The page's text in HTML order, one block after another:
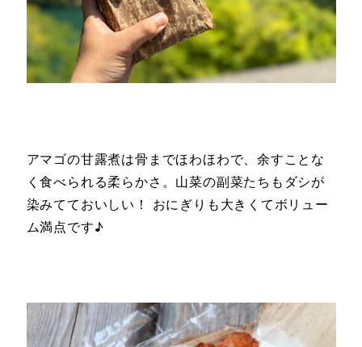
アマゴの甘露煮は骨までほわほわで、余すことな
く食べられる柔らかさ。山菜の副菜たちもダシが
染みてておいしい！ おにぎりも大きくてボリュー
ム満点です♪